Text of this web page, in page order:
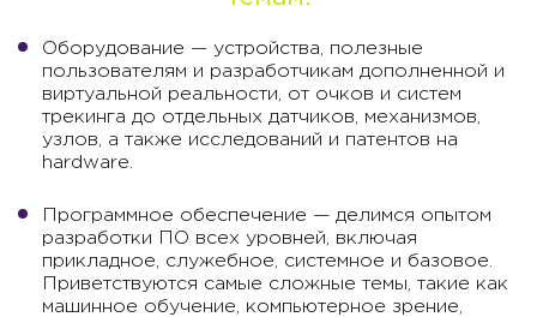
Оборудование — устройства, полезные
пользователям и разработчикам дополненной и
виртуальной реальности, от очков и систем
трекинга до отдельных датчиков, механизмов,
узлов, а также исследований и патентов на
hardware.
Программное обеспечение — делимся опытом
разработки ПО всех уровней, включая
прикладное, служебное, системное и базовое.
Приветствуются самые сложные темы, такие как
машинное обучение, компьютерное зрение,